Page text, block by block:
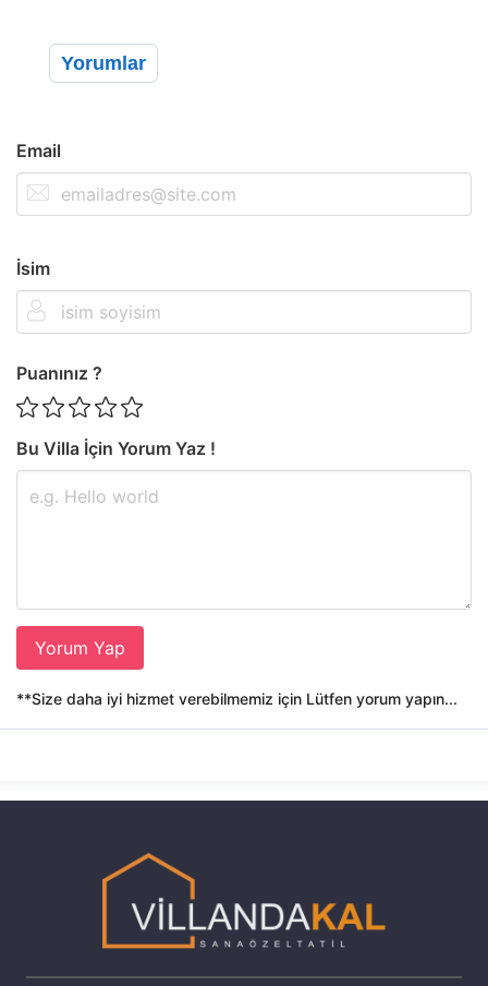
Yorumlar
Email
İsim
Puanınız ?
Bu Villa İçin Yorum Yaz !
Yorum Yap
**Size daha iyi hizmet verebilmemiz için Lütfen yorum yapın...